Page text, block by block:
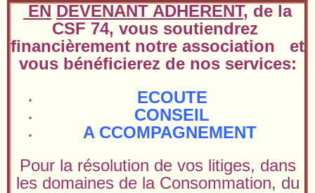
EN DEVENANT ADHERENT, de la
CSF 74, vous soutiendrez
financièrement notre association et
vous bénéficierez de nos services:
ECOUTE
CONSEIL
A CCOMPAGNEMENT
Pour la résolution de vos litiges, dans
les domaines de la Consommation, du